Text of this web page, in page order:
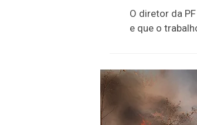
O diretor da
e que o